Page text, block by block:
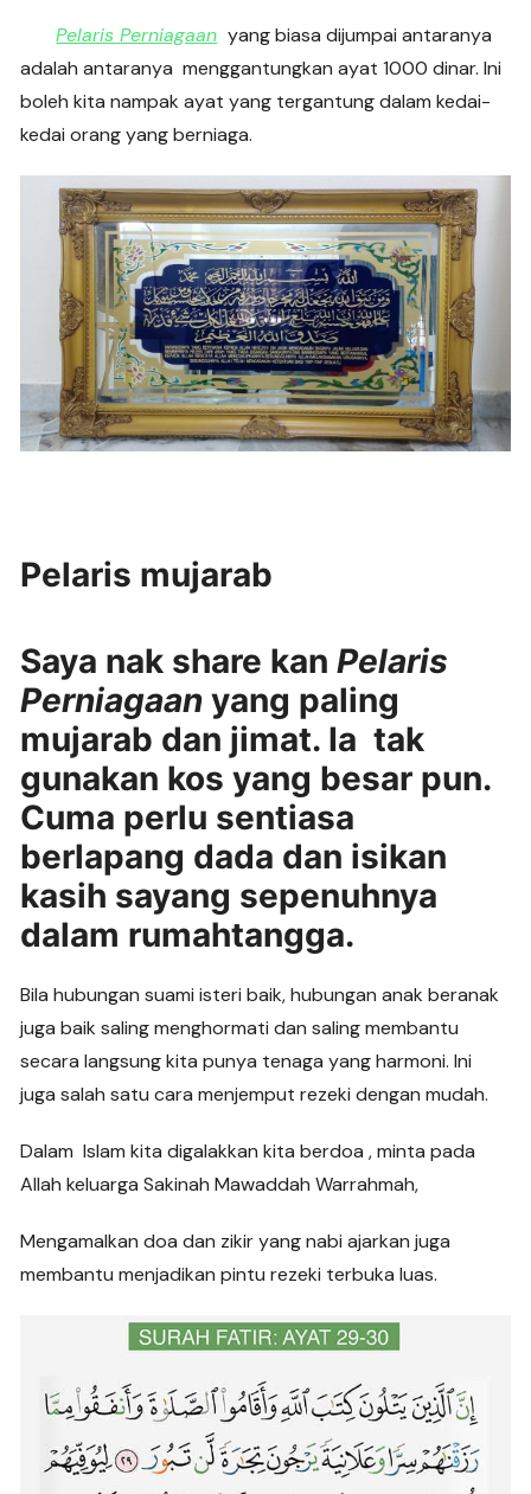
Pelaris Perniagaan yang biasa dijumpai antaranya
adalah antaranya menggantungkan ayat 1000 dinar. Ini
boleh kita nampak ayat yang tergantung dalam kedai-
kedai orang yang berniaga.
Pelaris mujarab
Saya nak share kanPelaris
Perniagaan yang paling
mujarab dan jimat. Ia tak
gunakan kos yang besar pun.
Cuma perlu sentiasa
berlapang dada dan isikan
kasih sayang sepenuhnya
dalam rumahtangga.
Bila hubungan suami isteri baik, hubungan anak beranak
juga baik saling menghormati dan saling membantu
secara langsung kita punya tenaga yang harmoni. Ini
juga salah satu cara menjemput rezeki dengan mudah.
Dalam Islam kita digalakkan kita berdoa , minta pada
Allah keluarga Sakinah Mawaddah Warrahmah,
Mengamalkan doa dan zikir yang nabi ajarkan juga
membantu menjadikan pintu rezeki terbuka luas.